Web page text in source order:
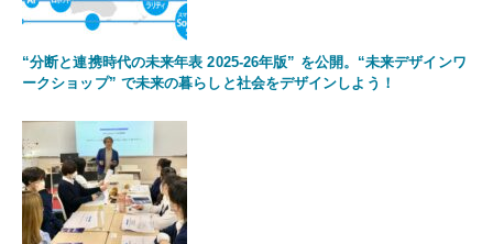
“分断と連携時代の未来年表 2025-26年版” を公開。“未来デザインワ
ークショップ” で未来の暮らしと社会をデザインしよう！